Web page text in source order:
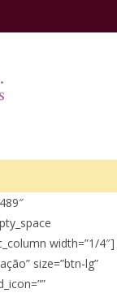
width=”1/4″]
size=”btn-lg”